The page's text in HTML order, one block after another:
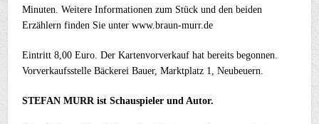
Minuten. Weitere Informationen zum Stück und den beiden
Erzählern finden Sie unter www.braun-murr.de
Eintritt 8,00 Euro. Der Kartenvorverkauf hat bereits begonnen.
Vorverkaufsstelle Bäckerei Bauer, Marktplatz 1, Neubeuern.
STEFAN MURR ist Schauspieler und Autor.